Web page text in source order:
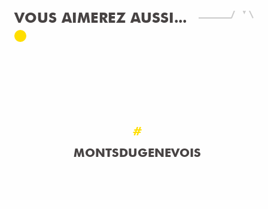
VOUS AIMEREZ AUSSI...
#
MONTSDUGENEVOIS